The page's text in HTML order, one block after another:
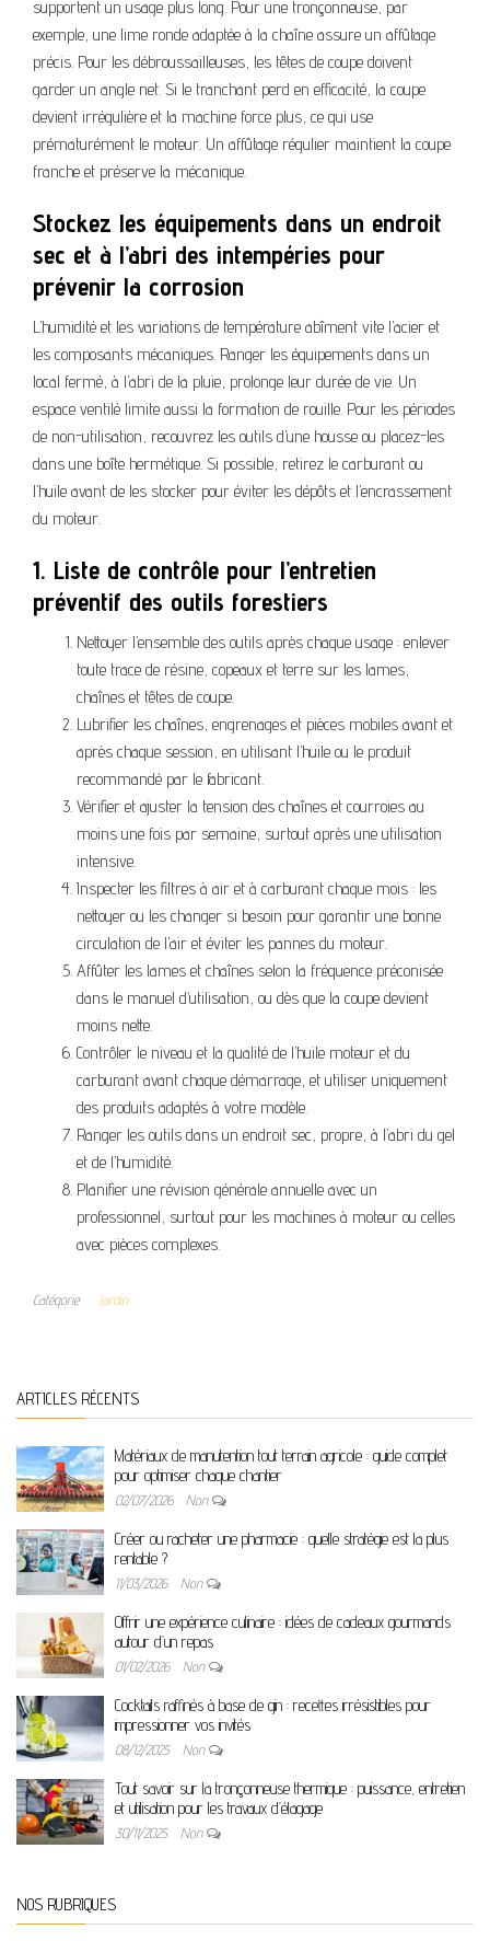
supportent un usage plus long. Pour une tronçonneuse, par
exemple, une lime ronde adaptée à la chaîne assure un affûtage
précis. Pour les débroussailleuses, les têtes de coupe doivent
garder un angle net. Si le tranchant perd en efficacité, la coupe
devient irrégulière et la machine force plus, ce qui use
prématurément le moteur. Un affûtage régulier maintient la coupe
franche et préserve la mécanique.
Stockez les équipements dans un endroit
sec et à l’abri des intempéries pour
prévenir la corrosion
L’humidité et les variations de température abîment vite l’acier et
les composants mécaniques. Ranger les équipements dans un
local fermé, à l’abri de la pluie, prolonge leur durée de vie. Un
espace ventilé limite aussi la formation de rouille. Pour les périodes
de non-utilisation, recouvrez les outils d’une housse ou placez-les
dans une boîte hermétique. Si possible, retirez le carburant ou
l’huile avant de les stocker pour éviter les dépôts et l’encrassement
du moteur.
1. Liste de contrôle pour l’entretien
préventif des outils forestiers
Nettoyer l’ensemble des outils après chaque usage : enlever
toute trace de résine, copeaux et terre sur les lames,
chaînes et têtes de coupe.
Lubrifier les chaînes, engrenages et pièces mobiles avant et
après chaque session, en utilisant l’huile ou le produit
recommandé par le fabricant.
Vérifier et ajuster la tension des chaînes et courroies au
moins une fois par semaine, surtout après une utilisation
intensive.
Inspecter les filtres à air et à carburant chaque mois : les
nettoyer ou les changer si besoin pour garantir une bonne
circulation de l’air et éviter les pannes du moteur.
Affûter les lames et chaînes selon la fréquence préconisée
dans le manuel d’utilisation, ou dès que la coupe devient
moins nette.
Contrôler le niveau et la qualité de l’huile moteur et du
carburant avant chaque démarrage, et utiliser uniquement
des produits adaptés à votre modèle.
Ranger les outils dans un endroit sec, propre, à l’abri du gel
et de l’humidité.
Planifier une révision générale annuelle avec un
professionnel, surtout pour les machines à moteur ou celles
avec pièces complexes.
Catégorie Jardin
ARTICLES RÉCENTS
Matériaux de manutention tout terrain agricole : guide complet
pour optimiser chaque chantier
02/07/2026 Non
Créer ou racheter une pharmacie : quelle stratégie est la plus
rentable ?
11/03/2026 Non
Offrir une expérience culinaire : idées de cadeaux gourmands
autour d’un repas
01/02/2026 Non
Cocktails raffinés à base de gin : recettes irrésistibles pour
impressionner vos invités
08/12/2025 Non
Tout savoir sur la tronçonneuse thermique : puissance, entretien
et utilisation pour les travaux d’élagage
30/11/2025 Non
NOS RUBRIQUES